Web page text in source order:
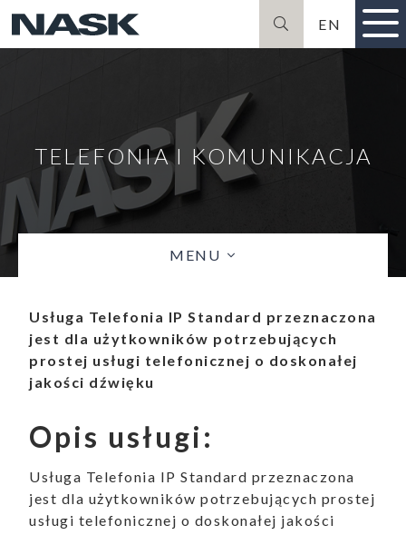
EN
TELEFONIA I KOMUNIKACJA
MENU
Usługa Telefonia IP Standard przeznaczona
jest dla użytkowników potrzebujących
prostej usługi telefonicznej o doskonałej
jakości dźwięku
Opis usługi:
Usługa Telefonia IP Standard przeznaczona
jest dla użytkowników potrzebujących prostej
usługi telefonicznej o doskonałej jakości